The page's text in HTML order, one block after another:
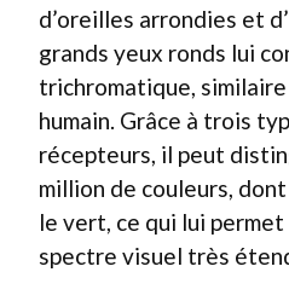
d’oreilles arrondies et
grands yeux ronds lui
trichromatique,
humain. Grâce à trois
récepteurs, il peut
million de couleurs,
le vert, ce qui lui
spectre visuel très